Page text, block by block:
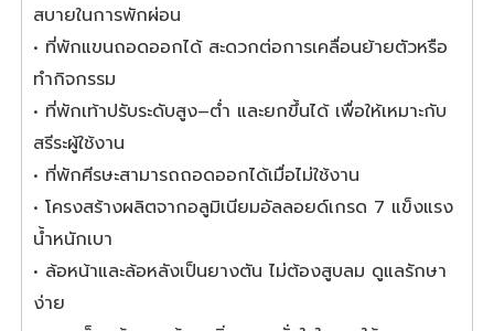
สบายในการพักผ่อน
• ที่พักแขนถอดออกได้ สะดวกต่อการเคลื่อนย้ายตัวหรือ
ทำกิจกรรม
• ที่พักเท้าปรับระดับสูง–ต่ำ และยกขึ้นได้ เพื่อให้เหมาะกับ
สรีระผู้ใช้งาน
• ที่พักศีรษะสามารถถอดออกได้เมื่อไม่ใช้งาน
• โครงสร้างผลิตจากอลูมิเนียมอัลลอยด์เกรด 7 แข็งแรง
น้ำหนักเบา
• ล้อหน้าและล้อหลังเป็นยางตัน ไม่ต้องสูบลม ดูแลรักษา
ง่าย